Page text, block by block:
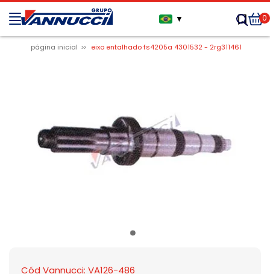
▼ 0
página inicial eixo entalhado fs4205a 4301532 - 2rg311461
Cód Vannucci: VA126-486